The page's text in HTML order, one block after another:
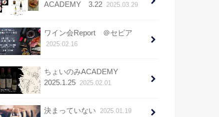
ACADEMY 3.22 2025.03.29
ワイン会Report ＠セピア
2025.02.16
ちょいのみACADEMY
2025.1.25 2025.02.01
決まっていない 2025.01.19